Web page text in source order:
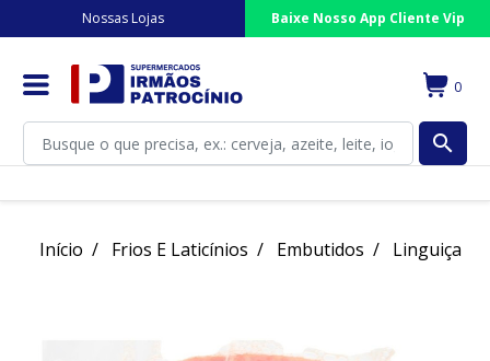
Nossas Lojas Baixe Nosso App Cliente Vip
0
search
Início Frios E Laticínios Embutidos Linguiça